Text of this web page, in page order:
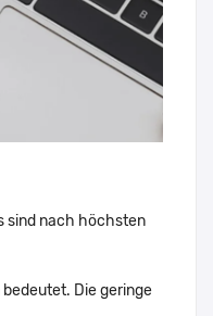
sind nach höchsten
Die geringe